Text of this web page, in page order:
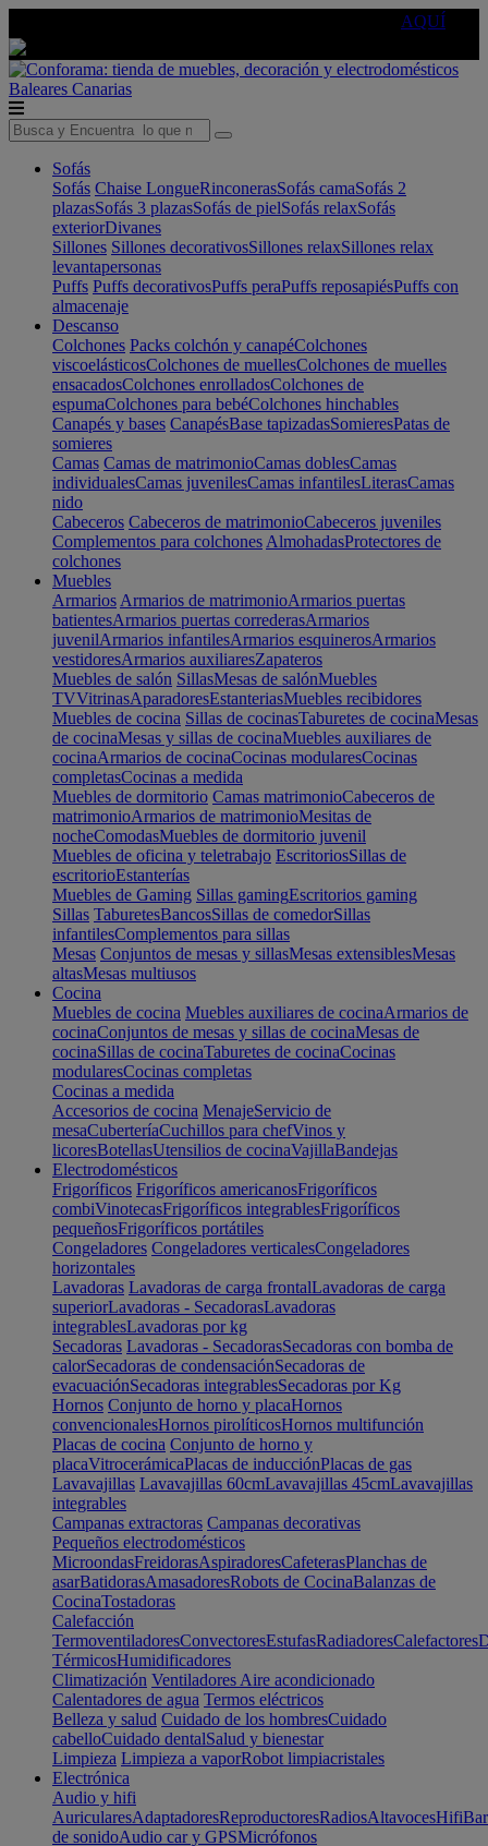
AQUÍ
Baleares Canarias
Sofás
Sofás Chaise LongueRinconerasSofás camaSofás 2
plazasSofás 3 plazasSofás de pielSofás relaxSofás
exteriorDivanes
Sillones Sillones decorativosSillones relaxSillones relax
levantapersonas
Puffs Puffs decorativosPuffs peraPuffs reposapiésPuffs con
almacenaje
Descanso
Colchones Packs colchón y canapéColchones
viscoelásticosColchones de muellesColchones de muelles
ensacadosColchones enrolladosColchones de
espumaColchones para bebéColchones hinchables
Canapés y bases CanapésBase tapizadasSomieresPatas de
somieres
Camas Camas de matrimonioCamas doblesCamas
individualesCamas juvenilesCamas infantilesLiterasCamas
nido
Cabeceros Cabeceros de matrimonioCabeceros juveniles
Complementos para colchones AlmohadasProtectores de
colchones
Muebles
Armarios Armarios de matrimonioArmarios puertas
batientesArmarios puertas correderasArmarios
juvenilArmarios infantilesArmarios esquinerosArmarios
vestidoresArmarios auxiliaresZapateros
Muebles de salón SillasMesas de salónMuebles
TVVitrinasAparadoresEstanteriasMuebles recibidores
Muebles de cocina Sillas de cocinasTaburetes de cocinaMesas
de cocinaMesas y sillas de cocinaMuebles auxiliares de
cocinaArmarios de cocinaCocinas modularesCocinas
completasCocinas a medida
Muebles de dormitorio Camas matrimonioCabeceros de
matrimonioArmarios de matrimonioMesitas de
nocheComodasMuebles de dormitorio juvenil
Muebles de oficina y teletrabajo EscritoriosSillas de
escritorioEstanterías
Muebles de Gaming Sillas gamingEscritorios gaming
Sillas TaburetesBancosSillas de comedorSillas
infantilesComplementos para sillas
Mesas Conjuntos de mesas y sillasMesas extensiblesMesas
altasMesas multiusos
Cocina
Muebles de cocina Muebles auxiliares de cocinaArmarios de
cocinaConjuntos de mesas y sillas de cocinaMesas de
cocinaSillas de cocinaTaburetes de cocinaCocinas
modularesCocinas completas
Cocinas a medida
Accesorios de cocina MenajeServicio de
mesaCuberteríaCuchillos para chefVinos y
licoresBotellasUtensilios de cocinaVajillaBandejas
Electrodomésticos
Frigoríficos Frigoríficos americanosFrigoríficos
combiVinotecasFrigoríficos integrablesFrigoríficos
pequeñosFrigoríficos portátiles
Congeladores Congeladores verticalesCongeladores
horizontales
Lavadoras Lavadoras de carga frontalLavadoras de carga
superiorLavadoras - SecadorasLavadoras
integrablesLavadoras por kg
Secadoras Lavadoras - SecadorasSecadoras con bomba de
calorSecadoras de condensaciónSecadoras de
evacuaciónSecadoras integrablesSecadoras por Kg
Hornos Conjunto de horno y placaHornos
convencionalesHornos pirolíticosHornos multifunción
Placas de cocina Conjunto de horno y
placaVitrocerámicaPlacas de inducciónPlacas de gas
Lavavajillas Lavavajillas 60cmLavavajillas 45cmLavavajillas
integrables
Campanas extractoras Campanas decorativas
Pequeños electrodomésticos
MicroondasFreidorasAspiradoresCafeterasPlanchas de
asarBatidorasAmasadoresRobots de CocinaBalanzas de
CocinaTostadoras
Calefacción
TermoventiladoresConvectoresEstufasRadiadoresCalefactores
TérmicosHumidificadores
Climatización Ventiladores Aire acondicionado
Calentadores de agua Termos eléctricos
Belleza y salud Cuidado de los hombresCuidado
cabelloCuidado dentalSalud y bienestar
Limpieza Limpieza a vaporRobot limpiacristales
Electrónica
Audio y hifi
AuricularesAdaptadoresReproductoresRadiosAltavocesHifi
de sonidoAudio car y GPSMicrófonos